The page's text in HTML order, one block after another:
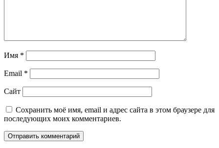
Имя *
Email *
Сайт
Сохранить моё имя, email и адрес сайта в этом браузере для
последующих моих комментариев.